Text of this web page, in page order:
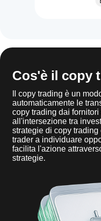
Cos'è il copy
Il copy trading è un
automaticamente le
copy trading dai
all'intersezione tra
strategie di copy
trader a individuare
facilita l'azione
strategie.